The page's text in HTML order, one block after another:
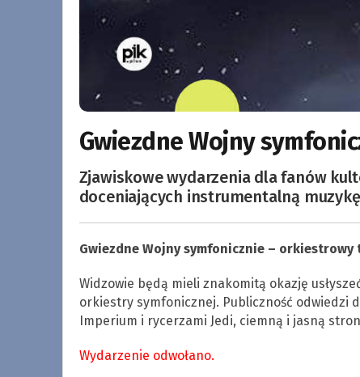
Gwiezdne Wojny
Zjawiskowe wydarzenia dla fanów
doceniających instrumentalną
Gwiezdne Wojny symfonicznie – orkiestrowy
Widzowie będą mieli znakomitą okazję
orkiestry symfonicznej. Publiczność odwiedzi
Imperium i rycerzami Jedi, ciemną i jasną
Wydarzenie odwołano.